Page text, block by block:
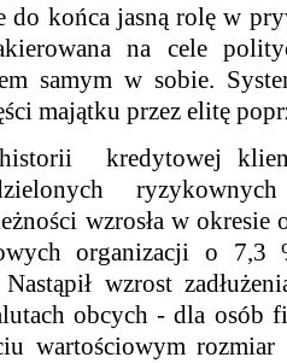
do końca jasną rolę w
na cele
samym w sobie.
majątku przez elitę
kredytowej
wzrosła w okresie
organizacji o 7,3
wzrost
- dla osób
wartościowym rozmiar